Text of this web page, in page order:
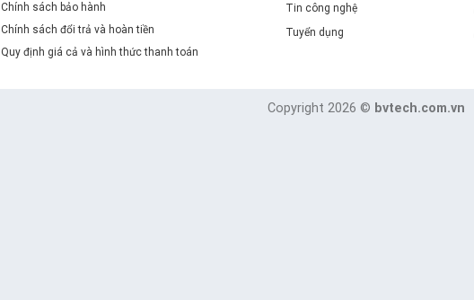
Chính sách bảo hành
Chính sách đổi trả và hoàn tiền
Quy định giá cả và hình thức thanh toán
Tin công nghệ
Tuyển dụng
Copyright 2026 © bvtech.com.vn